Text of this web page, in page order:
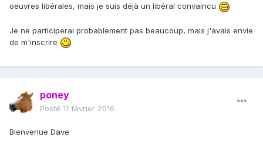
oeuvres libérales, mais je suis déjà un libéral convaincu
Je ne participerai probablement pas beaucoup, mais j'avais envie
de m'inscrire
poney
Posté 11 février 2016
Bienvenue Dave